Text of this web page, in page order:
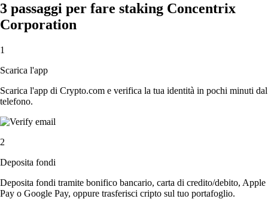
3 passaggi per fare staking Concentrix
Corporation
1
Scarica l'app
Scarica l'app di Crypto.com e verifica la tua identità in pochi minuti dal
telefono.
2
Deposita fondi
Deposita fondi tramite bonifico bancario, carta di credito/debito, Apple
Pay o Google Pay, oppure trasferisci cripto sul tuo portafoglio.